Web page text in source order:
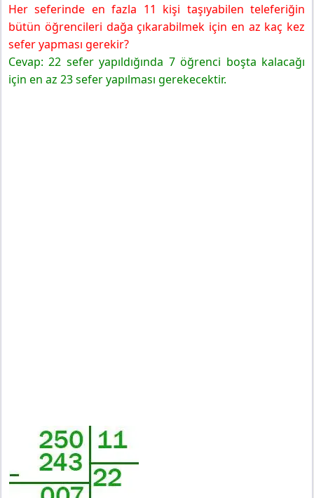
Her seferinde en fazla 11 kişi taşıyabilen teleferiğin
bütün öğrencileri dağa çıkarabilmek için en az kaç kez
sefer yapması gerekir?
Cevap: 22 sefer yapıldığında 7 öğrenci boşta kalacağı
için en az 23 sefer yapılması gerekecektir.